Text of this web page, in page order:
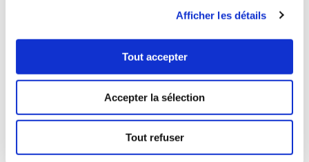
Afficher les détails
Tout accepter
Accepter la sélection
Tout refuser
The property has a price
discover it right now
2 rooms Starting from 485 000 €